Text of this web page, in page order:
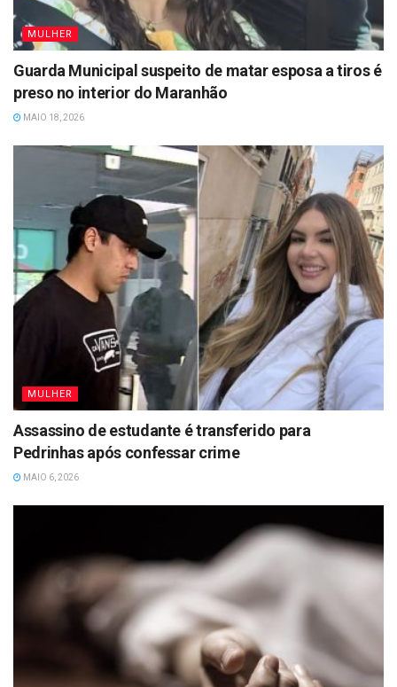
MULHER
Guarda Municipal suspeito de matar esposa a tiros é
preso no interior do Maranhão
MAIO 18, 2026
MULHER
Assassino de estudante é transferido para
Pedrinhas após confessar crime
MAIO 6, 2026